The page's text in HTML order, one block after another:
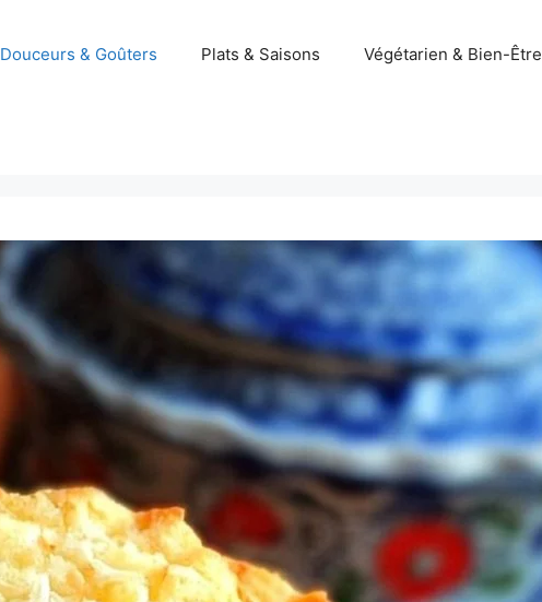
Douceurs & Goûters Plats & Saisons Végétarien & Bien-Être